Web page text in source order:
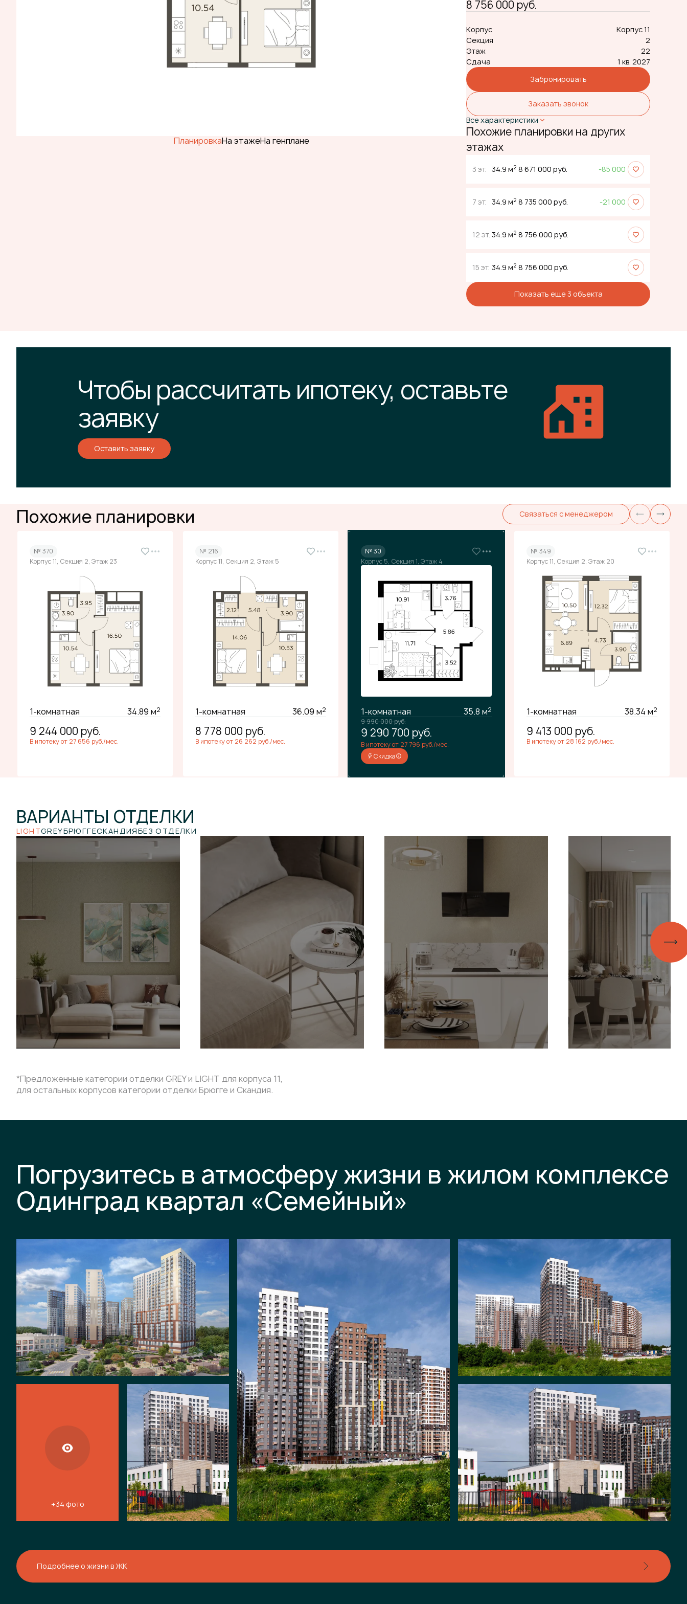
ПланировкаНа этажеНа генплане
8 756 000 руб.
Корпус
Корпус 11
Секция
2
Этаж
22
Сдача
1 кв. 2027
Забронировать
Заказать звонок
Все характеристики
Похожие планировки на других
этажах
3 эт. 34.9 м2 8 671 000 руб. -85 000
7 эт. 34.9 м2 8 735 000 руб. -21 000
12 эт. 34.9 м2 8 756 000 руб.
15 эт. 34.9 м2 8 756 000 руб.
Показать еще 3 объектa
Чтобы рассчитать ипотеку, оставьте
заявку
Оставить заявку
Похожие планировки Связаться с менеджером
№ 370
Корпус 11, Секция 2, Этаж 23
1-комнатная 34.89 м2
9 244 000 руб.
В ипотеку от 27 656 руб./мес.
№ 216
Корпус 11, Секция 2, Этаж 5
1-комнатная 36.09 м2
8 778 000 руб.
В ипотеку от 26 262 руб./мес.
№ 30
Корпус 5, Секция 1, Этаж 4
1-комнатная 35.8 м2
9 990 000руб.
9 290 700 руб.
В ипотеку от 27 796 руб./мес.
Скидка
№ 349
Корпус 11, Секция 2, Этаж 20
1-комнатная 38.34 м2
9 413 000 руб.
В ипотеку от 28 162 руб./мес.
ВАРИАНТЫ ОТДЕЛКИ
LIGHTGREYБРЮГГЕСКАНДИЯБЕЗ ОТДЕЛКИ
*Предложенные категории отделки GREY и LIGHT для корпуса 11,
для остальных корпусов категории отделки Брюгге и Скандия.
Погрузитесь в атмосферу жизни в жилом комплексе
Одинград квартал «Семейный»
+34 фото
Подробнее о жизни в ЖК